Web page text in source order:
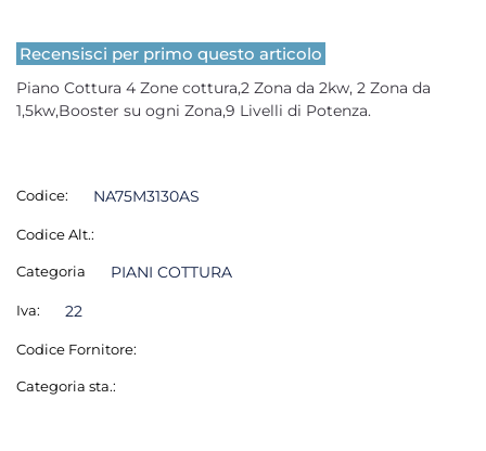
Recensisci per primo questo articolo
Piano Cottura 4 Zone cottura,2 Zona da 2kw, 2 Zona da
1,5kw,Booster su ogni Zona,9 Livelli di Potenza.
Codice: NA75M3130AS
Codice Alt.:
Categoria PIANI COTTURA
Iva: 22
Codice Fornitore:
Categoria sta.: